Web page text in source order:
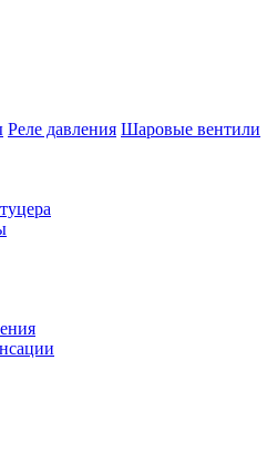
Реле давления Шаровые вентили